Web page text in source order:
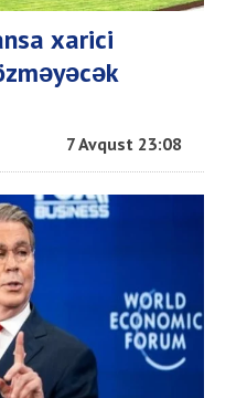
xarici
7 Avqust 23:08